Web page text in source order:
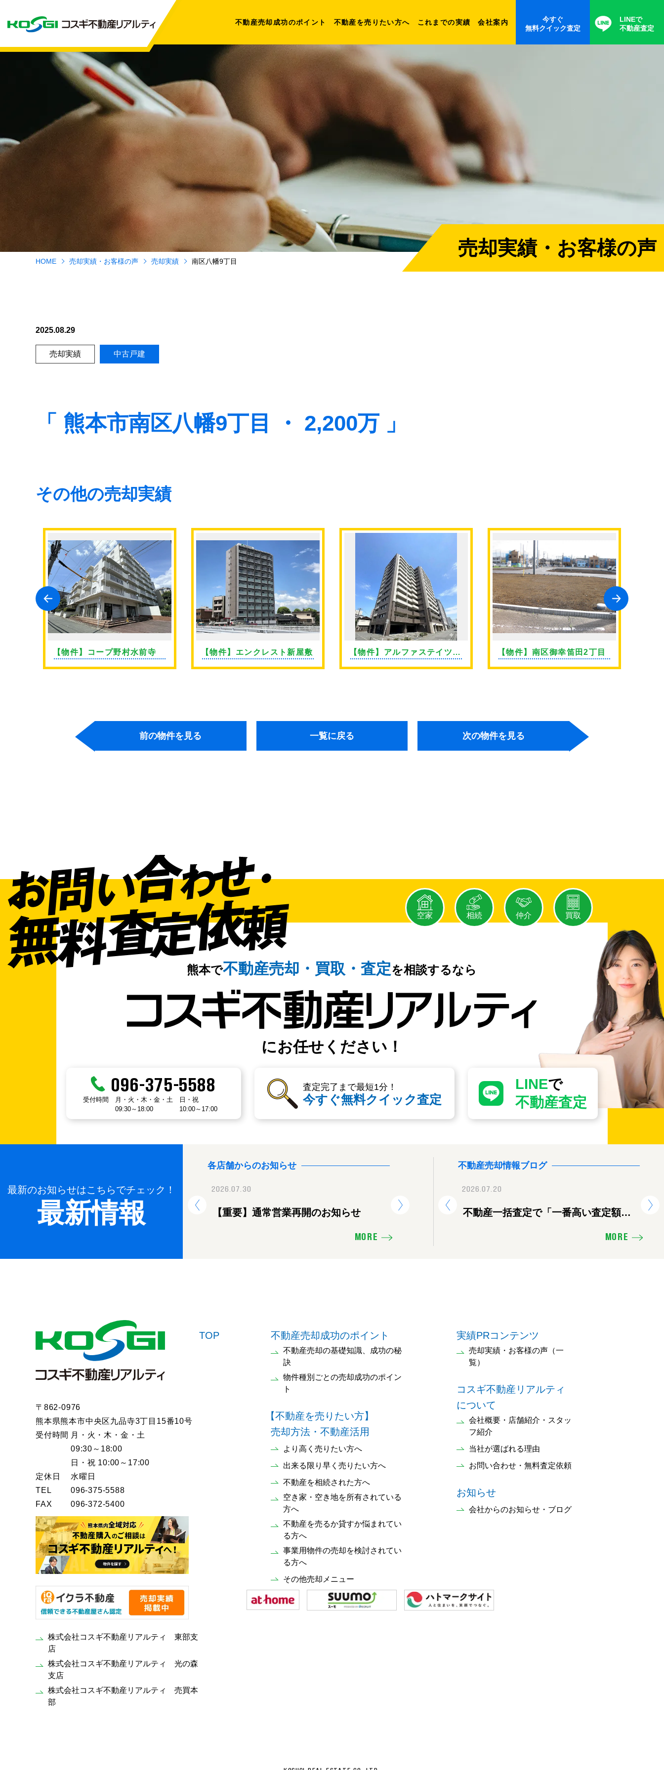
不動産売却成功のポイント 不動産を売りたい方へ これまでの実績 会社案内
今すぐ
無料クイック査定
LINEで
不動産査定
売却実績・お客様の声
HOME 売却実績・お客様の声 売却実績 南区八幡9丁目
2025.08.29
売却実績 中古戸建
「 熊本市南区八幡9丁目 ・ 2,200万 」
その他の売却実績
【物件】コープ野村水前寺 【物件】エンクレスト新屋敷
【物件】アルファステイツ上
通東
【物件】南区御幸笛田2丁目
前の物件を見る 一覧に戻る 次の物件を見る
空家 相続 仲介 買取
熊本で不動産売却・ 買取・査定を相談するなら
にお任せください！
096-375-5588
受付時間
月・火・木・金・土
09:30～18:00
日・祝
10:00～17:00
査定完了まで最短1分！
今すぐ無料クイック査定
LINEで
不動産査定
最新のお知らせはこちらでチェック！
最新情報
各店舗からのお知らせ
2024.12.26
年末年始休業のお知らせ
2026.07.30
【重要】通常営業再開のお知らせ
【重要】地震に伴う臨時休業のお知ら
【重要】地震に伴
MORE
不動産売却情報ブログ
価格を下げたり、販売活動の見直し
2026.07.20
不動産一括査定で「一番高い査定額」
熊
MORE
〒862-0976
熊本県熊本市中央区九品寺3丁目15番10号
受付時間 月・火・木・金・土
09:30～18:00
日・祝 10:00～17:00
定休日
水曜日
TEL
096-375-5588
FAX
096-372-5400
株式会社コスギ不動産リアルティ 東部支
店
株式会社コスギ不動産リアルティ 光の森
支店
株式会社コスギ不動産リアルティ 売買本
部
TOP 不動産売却成功のポイント
不動産売却の基礎知識、成功の秘
訣
物件種別ごとの売却成功のポイン
ト
【不動産を売りたい方】
売却方法・不動産活用
より高く売りたい方へ
出来る限り早く売りたい方へ
不動産を相続された方へ
空き家・空き地を所有されている
方へ
不動産を売るか貸すか悩まれてい
る方へ
事業用物件の売却を検討されてい
る方へ
その他売却メニュー
実績PRコンテンツ
売却実績・お客様の声（一
覧）
コスギ不動産リアルティ
について
会社概要・店舗紹介・スタッ
フ紹介
当社が選ばれる理由
お問い合わせ・無料査定依頼
お知らせ
会社からのお知らせ・ブログ